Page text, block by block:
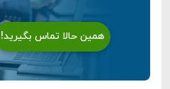
همین حالا تماس بگیرید!